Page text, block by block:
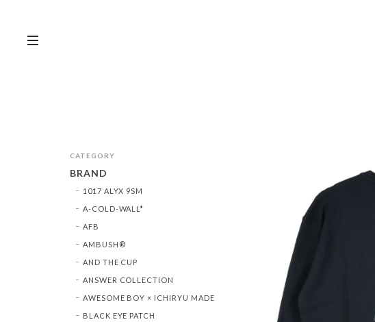
CATEGORY
BRAND
1017 ALYX 9SM
A-COLD-WALL*
AFB
AMBUSH®︎
AND THE CUP
ANSWER COLLECTION
AWESOME BOY × ICHIRYU MADE
BLACK EYE PATCH